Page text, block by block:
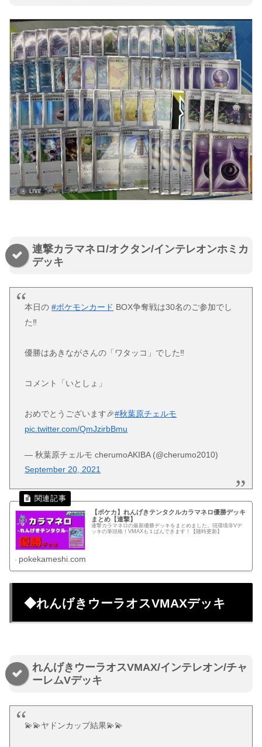
連撃カラマネロ/オクタン/インテレオンホミカ
デッキ
本日の#ポケモンカード BOX争奪戦は30名のご参加でし
た‼️
優勝はあきながさんの「ワタッコ」でした‼️
コメント「いとしょ」
おめでとうございます🎉#秋葉原チェルモ
pic.twitter.com/QmJzirbBmu
— 秋葉原チェルモ cherumoAKIBA (@cherumo2010)
September 20, 2021
【ポケカ】れんげきテンタクルカラマネロ優勝デッキ
まとめ【連撃】
連撃カラマネロの最新優勝デッキをまとめました。現環境非Vデ
ッキの筆頭格！VMAXも１ぱんできます！【随時更新】
pokekameshi.com
◆れんげきウーラオスVMAXデッキ
れんげきウーラオスVMAX/インテレオン/チャ
ーレムVデッキ
💫💫ヤドンカップ結果💫💫